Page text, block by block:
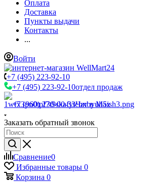
Оплата
Доставка
Пункты выдачи
Контакты
...
Войти
+7 (495) 223-92-10
+7 (495) 223-92-10отдел продаж
+7 (960) 230-00-33Чат в Max
Заказать обратный звонок
Сравнение0
Избранные товары 0
Корзина 0